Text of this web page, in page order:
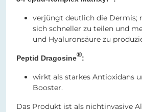
verjüngt deutlich die Dermis;
sich schneller zu teilen und
und Hyaluronsäure zu
Peptid Dragosine®:
wirkt als starkes Antioxidans
Booster.
Das Produkt ist als nichtinvasive